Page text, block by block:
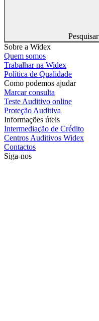
Pesquisar
Sobre a Widex
Quem somos
Trabalhar na Widex
Política de Qualidade
Como podemos ajudar
Marcar consulta
Teste Auditivo online
Proteção Auditiva
Informações úteis
Intermediação de Crédito
Centros Auditivos Widex
Contactos
Siga-nos